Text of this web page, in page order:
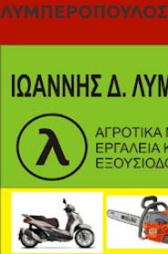
ΛΥΜΠΕΡΟΠΟΥΛΟΣ